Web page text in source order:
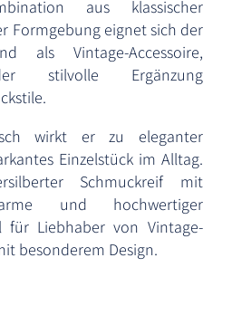
aus klassischer
Formgebung eignet sich der
als Vintage-Accessoire,
stilvolle Ergänzung
wirkt er zu eleganter
Einzelstück im Alltag.
Schmuckreif mit
und hochwertiger
für Liebhaber von Vintage-
besonderem Design.